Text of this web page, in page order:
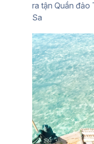
ra tận Quần đảo
Sa